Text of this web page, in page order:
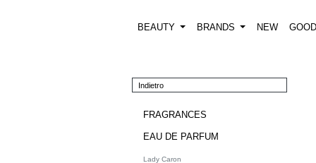
BEAUTY BRANDS NEW
Indietro
FRAGRANCES
EAU DE PARFUM
Lady Caron